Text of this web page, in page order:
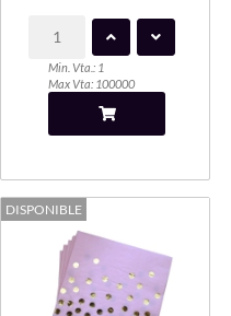
Min. Vta.: 1
Max Vta: 100000
DISPONIBLE